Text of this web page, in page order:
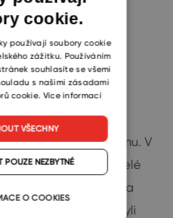
jsmetři nejčastěji
nedostatků "One
podpora offline režimu. V
mohli uživatelé
mailům, kontaktům a
i tehdy, když nebyli
CZECH
SLOVAK
cookie.
používají soubory cookie
zážitku. Používáním
souhlasíte se všemi
s našimi zásadami
cookie. Více informací
VŠECHNY
POUZE NEZBYTNÉ
O COOKIES